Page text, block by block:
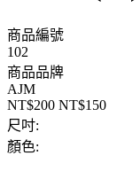
商品編號
102
商品品牌
AJM
NT$200 NT$150
尺吋:
顏色: